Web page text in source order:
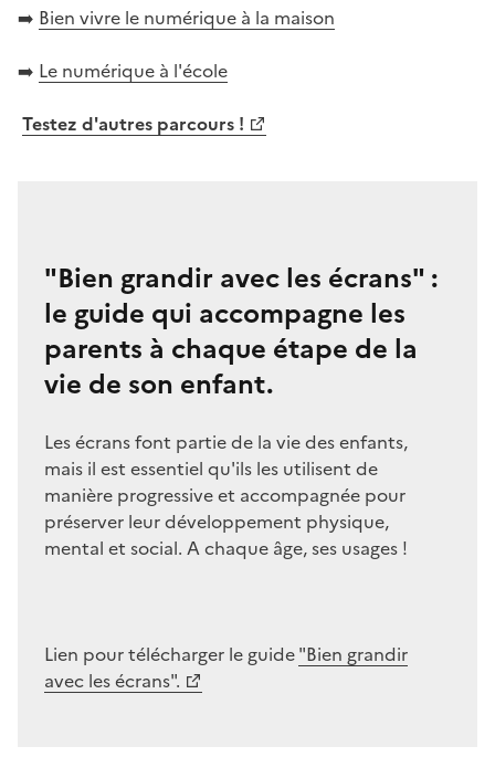
➡️ Bien vivre le numérique à la maison
➡️ Le numérique à l'école
Testez d'autres parcours !
"Bien grandir avec les écrans" :
le guide qui accompagne les
parents à chaque étape de la
vie de son enfant.
Les écrans font partie de la vie des enfants,
mais il est essentiel qu'ils les utilisent de
manière progressive et accompagnée pour
préserver leur développement physique,
mental et social. A chaque âge, ses usages !
Lien pour télécharger le guide"Bien grandir
avec les écrans".